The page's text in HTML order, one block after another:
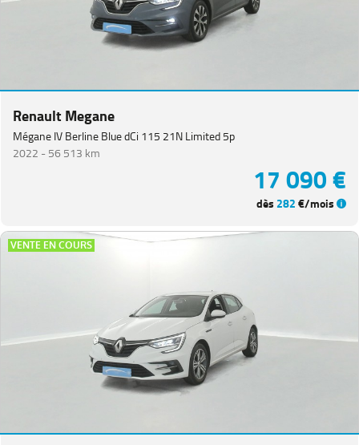
Renault Megane
Mégane IV Berline Blue dCi 115 21N Limited 5p
2022 -56 513 km
17 090 €
dès 282€/mois
VENTE EN COURS